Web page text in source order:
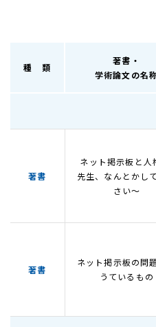
種 類
著書・
学術論文の名
著書
ネット掲示板と人
先生、なんとかし
さい～
著書
ネット掲示板の問
うているもの